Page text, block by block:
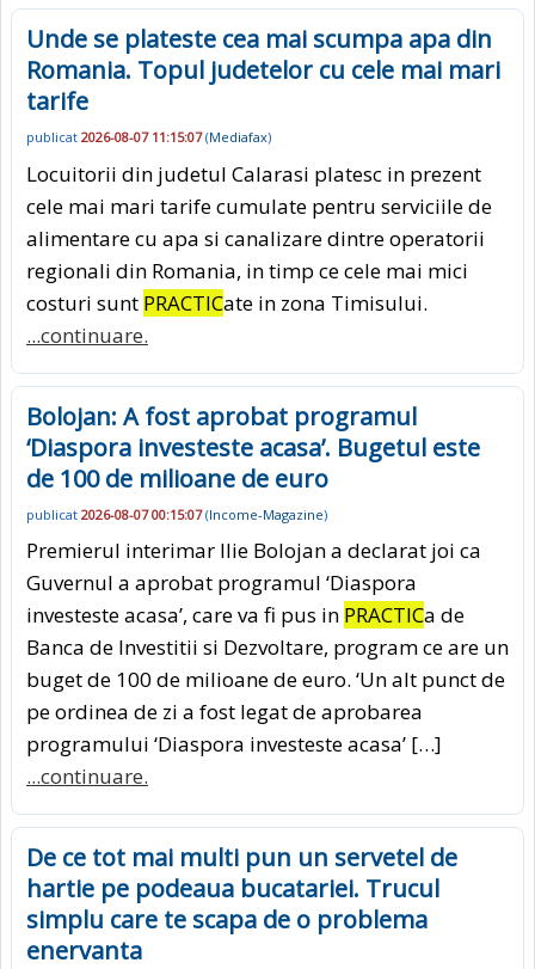
Unde se plateste cea mai scumpa apa din
Romania. Topul judetelor cu cele mai mari
tarife
publicat 2026-08-07 11:15:07(Mediafax)
Locuitorii din judetul Calarasi platesc in prezent
cele mai mari tarife cumulate pentru serviciile de
alimentare cu apa si canalizare dintre operatorii
regionali din Romania, in timp ce cele mai mici
costuri sunt PRACTICate in zona Timisului.
...continuare.
Bolojan: A fost aprobat programul
‘Diaspora investeste acasa’. Bugetul este
de 100 de milioane de euro
publicat 2026-08-07 00:15:07(Income-Magazine)
Premierul interimar Ilie Bolojan a declarat joi ca
Guvernul a aprobat programul ‘Diaspora
investeste acasa’, care va fi pus in PRACTICa de
Banca de Investitii si Dezvoltare, program ce are un
buget de 100 de milioane de euro. ‘Un alt punct de
pe ordinea de zi a fost legat de aprobarea
programului ‘Diaspora investeste acasa’ […]
...continuare.
De ce tot mai multi pun un servetel de
hartie pe podeaua bucatariei. Trucul
simplu care te scapa de o problema
enervanta